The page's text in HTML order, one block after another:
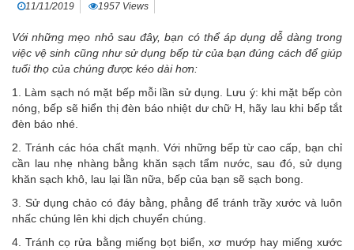
11/11/2019 1957 Views
Với những mẹo nhỏ sau đây, bạn có thể áp dụng dễ dàng trong
việc vệ sinh cũng như sử dụng bếp từcủa bạn đúng cách để giúp
tuổi thọ của chúng được kéo dài hơn:
1. Làm sạch nó mặt bếp mỗi lần sử dụng. Lưu ý: khi mặt bếp còn
nóng, bếp sẽ hiển thị đèn báo nhiệt dư chữ H, hãy lau khi bếp tắt
đèn báo nhé.
2. Tránh các hóa chất mạnh. Với những bếp từ cao cấp, bạn chỉ
cần lau nhẹ nhàng bằng khăn sạch tẩm nước, sau đó, sử dụng
khăn sạch khô, lau lại lần nữa, bếp của bạn sẽ sạch bong.
3. Sử dụng chảo có đáy bằng, phẳng để tránh trầy xước và luôn
nhấc chúng lên khi dịch chuyển chúng.
4. Tránh cọ rửa bằng miếng bọt biển, xơ mướp hay miếng xước